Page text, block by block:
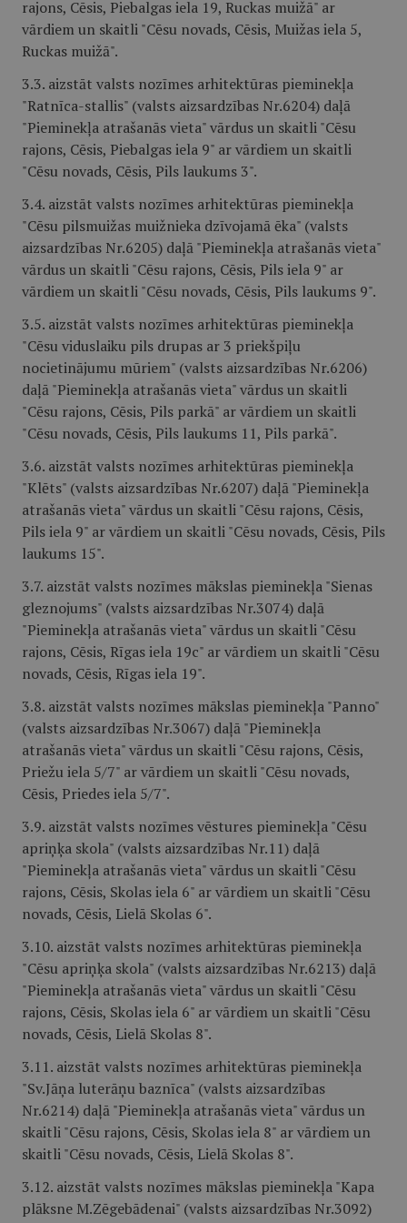
rajons, Cēsis, Piebalgas iela 19, Ruckas muižā" ar
vārdiem un skaitli "Cēsu novads, Cēsis, Muižas iela 5,
Ruckas muižā".
3.3. aizstāt valsts nozīmes arhitektūras pieminekļa
"Ratnīca-stallis" (valsts aizsardzības Nr.6204) daļā
"Pieminekļa atrašanās vieta" vārdus un skaitli "Cēsu
rajons, Cēsis, Piebalgas iela 9" ar vārdiem un skaitli
"Cēsu novads, Cēsis, Pils laukums 3".
3.4. aizstāt valsts nozīmes arhitektūras pieminekļa
"Cēsu pilsmuižas muižnieka dzīvojamā ēka" (valsts
aizsardzības Nr.6205) daļā "Pieminekļa atrašanās vieta"
vārdus un skaitli "Cēsu rajons, Cēsis, Pils iela 9" ar
vārdiem un skaitli "Cēsu novads, Cēsis, Pils laukums 9".
3.5. aizstāt valsts nozīmes arhitektūras pieminekļa
"Cēsu viduslaiku pils drupas ar 3 priekšpiļu
nocietinājumu mūriem" (valsts aizsardzības Nr.6206)
daļā "Pieminekļa atrašanās vieta" vārdus un skaitli
"Cēsu rajons, Cēsis, Pils parkā" ar vārdiem un skaitli
"Cēsu novads, Cēsis, Pils laukums 11, Pils parkā".
3.6. aizstāt valsts nozīmes arhitektūras pieminekļa
"Klēts" (valsts aizsardzības Nr.6207) daļā "Pieminekļa
atrašanās vieta" vārdus un skaitli "Cēsu rajons, Cēsis,
Pils iela 9" ar vārdiem un skaitli "Cēsu novads, Cēsis, Pils
laukums 15".
3.7. aizstāt valsts nozīmes mākslas pieminekļa "Sienas
gleznojums" (valsts aizsardzības Nr.3074) daļā
"Pieminekļa atrašanās vieta" vārdus un skaitli "Cēsu
rajons, Cēsis, Rīgas iela 19c" ar vārdiem un skaitli "Cēsu
novads, Cēsis, Rīgas iela 19".
3.8. aizstāt valsts nozīmes mākslas pieminekļa "Panno"
(valsts aizsardzības Nr.3067) daļā "Pieminekļa
atrašanās vieta" vārdus un skaitli "Cēsu rajons, Cēsis,
Priežu iela 5/7" ar vārdiem un skaitli "Cēsu novads,
Cēsis, Priedes iela 5/7".
3.9. aizstāt valsts nozīmes vēstures pieminekļa "Cēsu
apriņķa skola" (valsts aizsardzības Nr.11) daļā
"Pieminekļa atrašanās vieta" vārdus un skaitli "Cēsu
rajons, Cēsis, Skolas iela 6" ar vārdiem un skaitli "Cēsu
novads, Cēsis, Lielā Skolas 6".
3.10. aizstāt valsts nozīmes arhitektūras pieminekļa
"Cēsu apriņķa skola" (valsts aizsardzības Nr.6213) daļā
"Pieminekļa atrašanās vieta" vārdus un skaitli "Cēsu
rajons, Cēsis, Skolas iela 6" ar vārdiem un skaitli "Cēsu
novads, Cēsis, Lielā Skolas 8".
3.11. aizstāt valsts nozīmes arhitektūras pieminekļa
"Sv.Jāņa luterāņu baznīca" (valsts aizsardzības
Nr.6214) daļā "Pieminekļa atrašanās vieta" vārdus un
skaitli "Cēsu rajons, Cēsis, Skolas iela 8" ar vārdiem un
skaitli "Cēsu novads, Cēsis, Lielā Skolas 8".
3.12. aizstāt valsts nozīmes mākslas pieminekļa "Kapa
plāksne M.Zēgebādenai" (valsts aizsardzības Nr.3092)